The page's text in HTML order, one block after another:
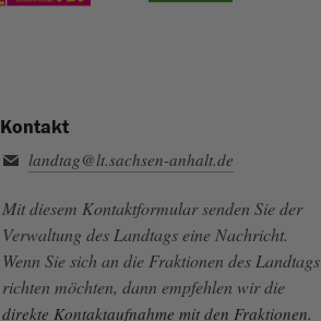
Kontakt
landtag@lt.sachsen-anhalt.de
Mit diesem Kontaktformular senden Sie der
Verwaltung des Landtags eine Nachricht.
Wenn Sie sich an die Fraktionen des Landtags
richten möchten, dann empfehlen wir die
direkte Kontaktaufnahme mit den Fraktionen.